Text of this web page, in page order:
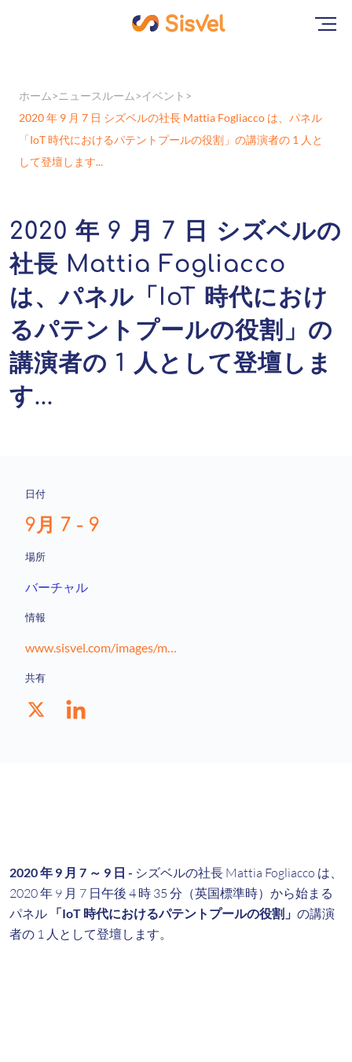
ホーム ニュースルーム
イベント
2020 年 9 月 7 日 シズベルの社長 Mattia Fogliacco は、パネル
「IoT 時代におけるパテントプールの役割」の講演者の 1 人と
して登壇します...
2020 年 9 月 7 日 シズベルの
社長 Mattia Fogliacco
は、パネル「IoT 時代におけ
るパテントプールの役割」の
講演者の 1 人として登壇しま
す...
日付
9月 7 - 9
場所
バーチャル
情報
www.sisvel.com/images/media/2020/Standards_Patents_2020_Agenda.pdf
共有
2020 年 9 月 7 ～ 9 日 - シズベルの社長 Mattia Fogliacco は、
2020 年 9 月 7 日午後 4 時 35 分（英国標準時）から始まる
パネル
「IoT 時代におけるパテントプールの役割」 の講演
者の 1 人として登壇します。